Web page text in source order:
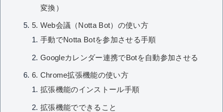
変換）
5. Web会議（Notta Bot）の使い方
手動でNotta Botを参加させる手順
Googleカレンダー連携でBotを自動参加させる
6. Chrome拡張機能の使い方
拡張機能のインストール手順
拡張機能でできること